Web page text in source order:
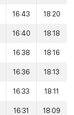
16:43 18:20
16:40 18:18
16:38 18:16
16:36 18:13
16:33 18:11
16:31 18:09